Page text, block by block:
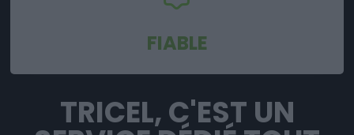
FIABLE
TRICEL, C'EST UN